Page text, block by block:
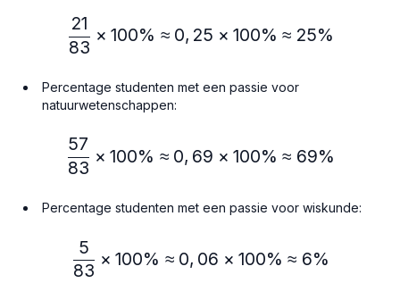
\frac{21}{83} × 100\% ≈
83
21
× 100% ≈ 0, 25 × 100% ≈ 25%
Percentage studenten met een passie voor
natuurwetenschappen:
\frac{57}{83} × 100\% ≈
83
57
× 100% ≈ 0, 69 × 100% ≈ 69%
Percentage studenten met een passie voor wiskunde:
\frac{5}{83} × 100\% ≈
83
5
× 100% ≈ 0, 06 × 100% ≈ 6%